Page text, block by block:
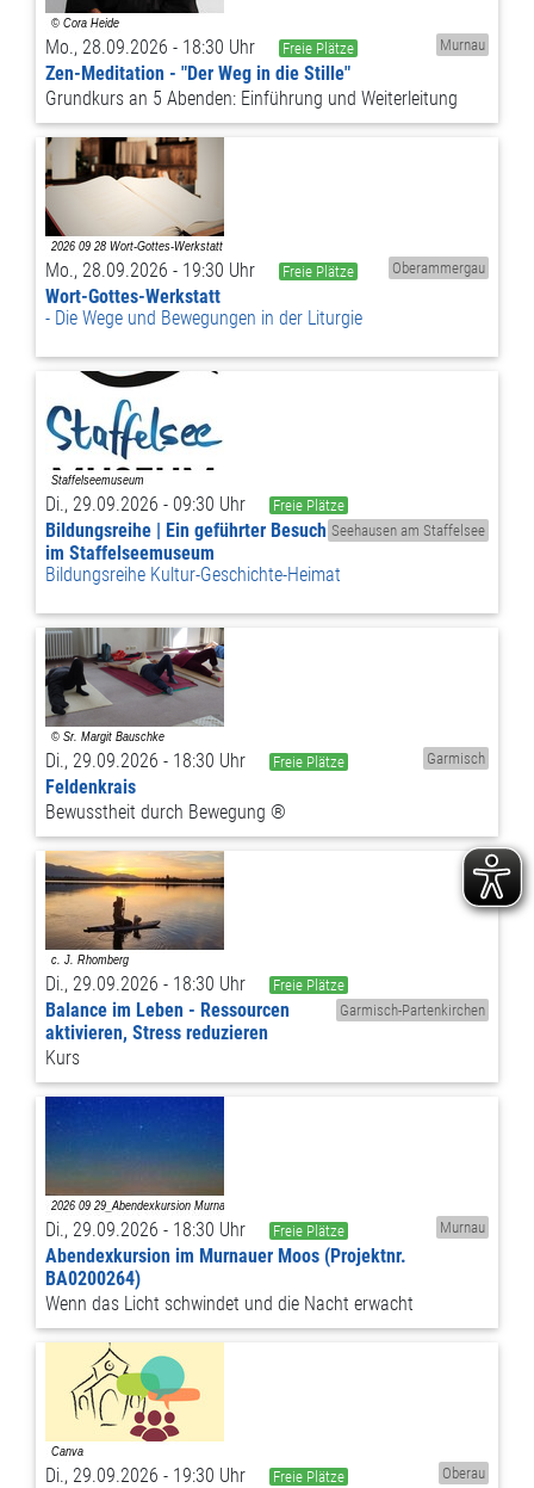
Mo., 28.09.2026 - 18:30 Uhr Freie Plätze Murnau
Zen-Meditation - "Der Weg in die Stille"
Grundkurs an 5 Abenden: Einführung und Weiterleitung
Mo., 28.09.2026 - 19:30 Uhr Freie Plätze Oberammergau
Wort-Gottes-Werkstatt
Die Wege und Bewegungen in der Liturgie
Di., 29.09.2026 - 09:30 Uhr
Freie Plätze
Seehausen am Staffelsee
Bildungsreihe | Ein geführter Besuch
im Staffelseemuseum
Bildungsreihe Kultur-Geschichte-Heimat
Di., 29.09.2026 - 18:30 Uhr Freie Plätze Garmisch
Feldenkrais
Bewusstheit durch Bewegung ®
Di., 29.09.2026 - 18:30 Uhr
Freie Plätze
Garmisch-Partenkirchen
Balance im Leben - Ressourcen
aktivieren, Stress reduzieren
Kurs
Di., 29.09.2026 - 18:30 Uhr Freie Plätze Murnau
Abendexkursion im Murnauer Moos (Projektnr.
BA0200264)
Wenn das Licht schwindet und die Nacht erwacht
Di., 29.09.2026 - 19:30 Uhr Freie Plätze Oberau